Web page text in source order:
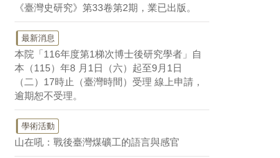
《臺灣史研究》第33卷第2期，業已出版。
最新消息
本院「116年度第1梯次博士後研究學者」自
本（115）年8 月1日（六）起至9月1日
（二）17時止（臺灣時間）受理 線上申請，
逾期恕不受理。
學術活動
山在吼：戰後臺灣煤礦工的語言與感官